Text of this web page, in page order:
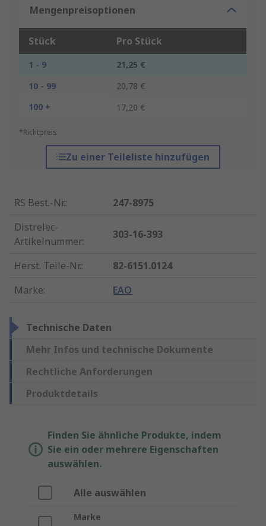
Mengenpreisoptionen
Stück Pro Stück
1 - 9
21,25 €
10 - 99
20,78 €
100 +
17,20 €
*Richtpreis
Zu einer Teileliste hinzufügen
RS Best.-Nr.:
247-8975
Distrelec-
Artikelnummer:
303-16-393
Herst. Teile-Nr.:
82-6151.0124
Marke: EAO
Technische Daten
Mehr Infos und technische Dokumente
Rechtliche Anforderungen
Produktdetails
Finden Sie ähnliche Produkte, indem
Sie ein oder mehrere Eigenschaften
auswählen.
Alle auswählen
Marke